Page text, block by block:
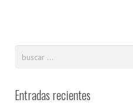
Entradas recientes